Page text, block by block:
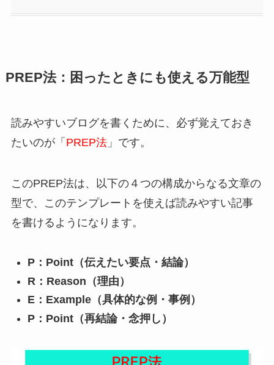
PREP法：困ったときにも使える万能型
読みやすいブログを書くために、必ず覚えておき
たいのが「 PREP法」です。
このPREP法は、以下の４つの構成からなる文章の
型で、このテンプレートを使えば読みやすい記事
を書けるようになります。
P：Point（伝えたい要点・結論）
R：Reason（理由）
E：Example（具体的な例・事例）
P：Point（再結論・念押し）